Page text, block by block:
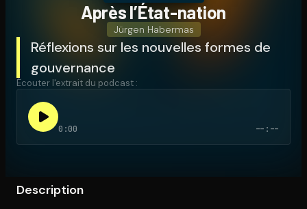
Ouvre l'app Appareil photo, pointe sur le code. C'est gratuit à
Après l’État-nation
Jürgen Habermas
Réflexions sur les nouvelles formes de
gouvernance
Écouter l'extrait du podcast :
0:00 --:--
Description